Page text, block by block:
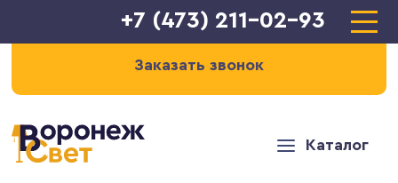
+7 (473) 211-02-93
Заказать звонок
Каталог